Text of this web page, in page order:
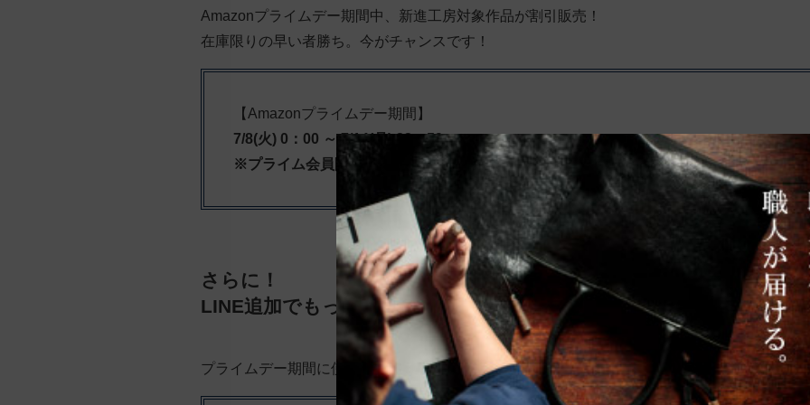
Amazonプライムデー期間中、新進工房対象作品が割引販売！
在庫限りの早い者勝ち。今がチャンスです！
【Amazonプライムデー期間】
7/8(火) 0：00 ～ 7/14(月) 23：59
※プライム会員限定です。
さらに！
LINE追加でもっとオトクに！
プライムデー期間に使える クーポンをLINE追加者限定にプレゼント いたします！